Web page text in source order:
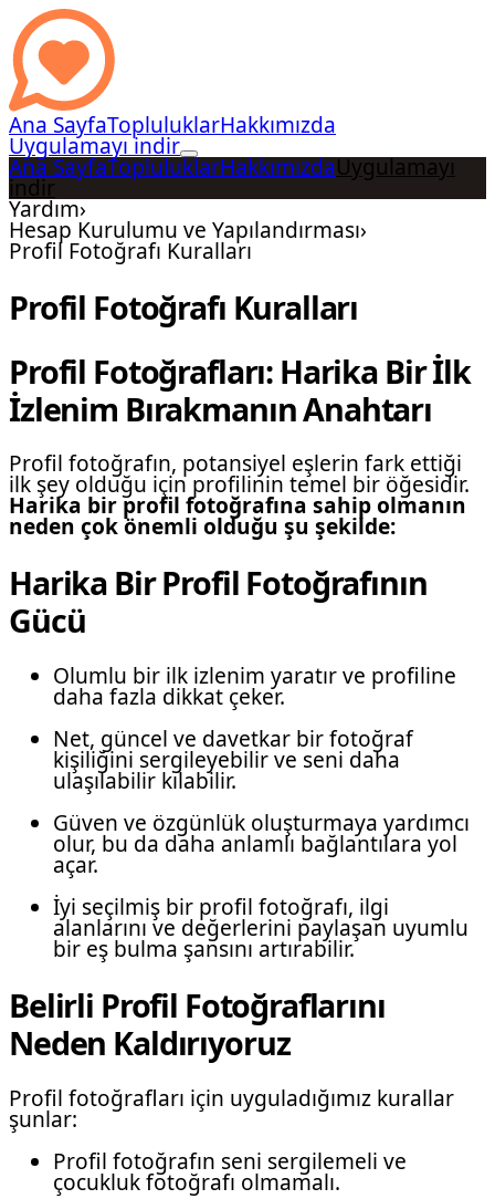
Ana SayfaTopluluklarHakkımızda
Uygulamayı indir
Ana SayfaTopluluklarHakkımızdaUygulamayı
indir
Yardım›
Hesap Kurulumu ve Yapılandırması›
Profil Fotoğrafı Kuralları
Profil Fotoğrafı Kuralları
Profil Fotoğrafları: Harika Bir İlk
İzlenim Bırakmanın Anahtarı
Profil fotoğrafın, potansiyel eşlerin fark ettiği
ilk şey olduğu için profilinin temel bir öğesidir.
Harika bir profil fotoğrafına sahip olmanın
neden çok önemli olduğu şu şekilde:
Harika Bir Profil Fotoğrafının
Gücü
Olumlu bir ilk izlenim yaratır ve profiline
daha fazla dikkat çeker.
Net, güncel ve davetkar bir fotoğraf
kişiliğini sergileyebilir ve seni daha
ulaşılabilir kılabilir.
Güven ve özgünlük oluşturmaya yardımcı
olur, bu da daha anlamlı bağlantılara yol
açar.
İyi seçilmiş bir profil fotoğrafı, ilgi
alanlarını ve değerlerini paylaşan uyumlu
bir eş bulma şansını artırabilir.
Belirli Profil Fotoğraflarını
Neden Kaldırıyoruz
Profil fotoğrafları için uyguladığımız kurallar
şunlar:
Profil fotoğrafın seni sergilemeli ve
çocukluk fotoğrafı olmamalı.